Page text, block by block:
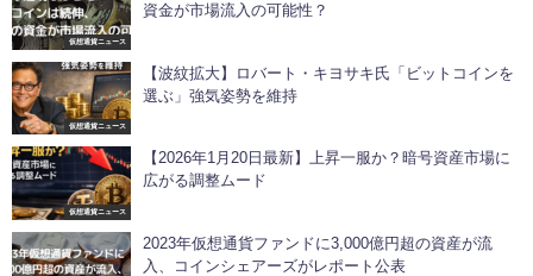
仮想通貨ニュース
資金が市場流入の可能性？
仮想通貨ニュース
【波紋拡大】ロバート・キヨサキ氏「ビットコインを
選ぶ」強気姿勢を維持
仮想通貨ニュース
【2026年1月20日最新】上昇一服か？暗号資産市場に
広がる調整ムード
2023年仮想通貨ファンドに3,000億円超の資産が流
入、コインシェアーズがレポート公表